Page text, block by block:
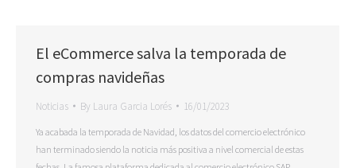
El eCommerce salva la temporada de
compras navideñas
Noticias By Laura Garcia Lorés 16/01/2023
Ya acabada la temporada de Navidad, los datos del comercio electrónico
han terminado siendo la noticia más positiva a nivel comercial de estas